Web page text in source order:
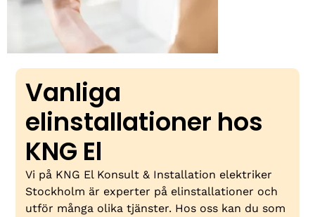
Vanliga
elinstallationer hos
KNG El
Vi på KNG El Konsult & Installation elektriker
Stockholm är experter på elinstallationer och
utför många olika tjänster. Hos oss kan du som